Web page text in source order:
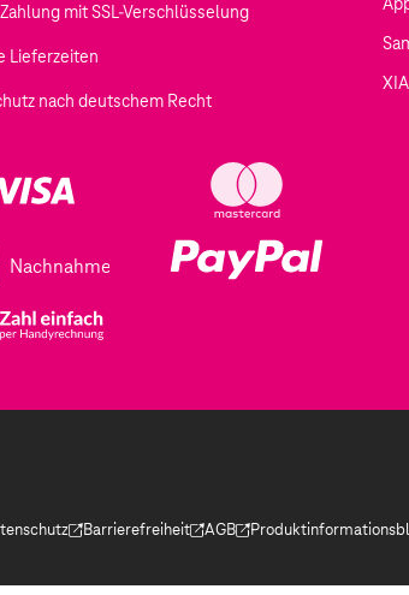
geöffnet)
Tab geöffnet)
mit SSL-Verschlüsselung
Lieferzeiten
nach deutschem Recht
Nachnahme
neuen Tab geöffnet)
wird in einem neuen Tab geöffnet)
Barrierefreiheit
(Der Link wird in einem neuen Tab geöffnet)
AGB
(Der Link wird in einem
(Der Link wird in